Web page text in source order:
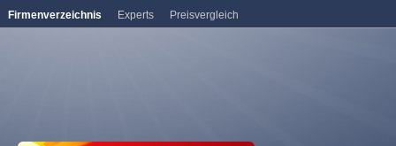
Firmenverzeichnis Experts Preisvergleich